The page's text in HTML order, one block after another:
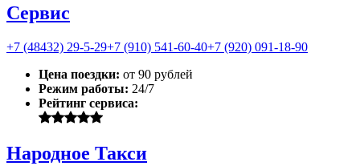
Сервис
+7 (48432) 29-5-29+7 (910) 541-60-40+7 (920) 091-18-90
Цена поездки: от 90 рублей
Режим работы: 24/7
Рейтинг сервиса:
Народное Такси